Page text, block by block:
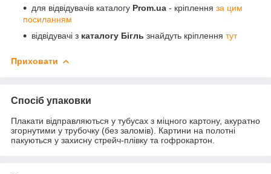
для відвідувачів каталогу Prom.ua - кріплення за цим
посиланням
відвідувачі з каталогу Бігль знайдуть кріплення тут
Приховати
Спосіб упаковки
Плакати відправляються у тубусах з міцного картону, акуратно
згорнутими у трубочку (без заломів). Картини на полотні
пакуються у захисну стрейч-плівку та гофрокартон.